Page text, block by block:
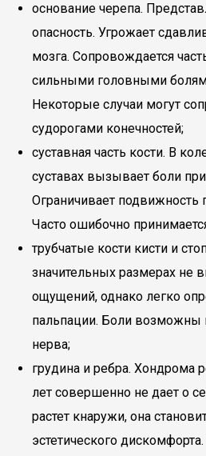
основание черепа.
опасность. Угрожает
мозга. Сопровождается
сильными головными
Некоторые случаи могут
судорогами конечностей;
суставная часть кости. В
суставах вызывает боли
Ограничивает подвижность
Часто ошибочно
трубчатые кости кисти и
значительных размерах не
ощущений, однако легко
пальпации. Боли возможны
нерва;
грудина и ребра. Хондрома
лет совершенно не дает о
растет кнаружи, она
эстетического